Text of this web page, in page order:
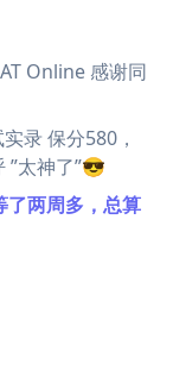
Online 感谢同
录 保分580，
”太神了”😎
了两周多，总算